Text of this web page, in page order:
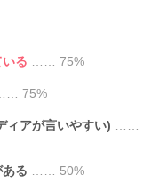
る …… 75%
…… 75%
ィアが言いやすい)
る …… 50%